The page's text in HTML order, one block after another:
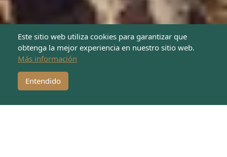
Este sitio web utiliza cookies para garantizar que
obtenga la mejor experiencia en nuestro sitio web.
Más información
Entendido